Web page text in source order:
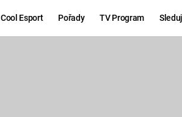
Cool Esport Pořady TV Program